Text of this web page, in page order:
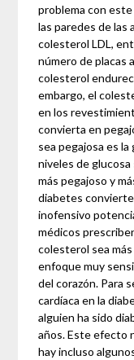
problema con
las paredes de las
colesterol LDL,
número de placas
colesterol
embargo, el
en los
convierta en
sea pegajosa es la
niveles de
más pegajoso y
diabetes
inofensivo
médicos
colesterol sea
enfoque muy
del corazón. Para
cardíaca en la
alguien ha sido
años. Este efecto
hay incluso